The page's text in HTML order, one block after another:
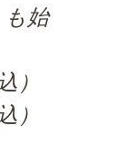
も始
）
）